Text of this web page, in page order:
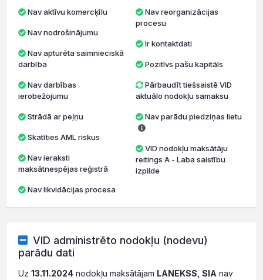
Nav aktīvu komercķīlu
Nav nodrošinājumu
darbība
ierobežojumu
Strādā ar peļņu
Skatīties AML riskus
maksātnespējas reģistrā
Nav likvidācijas procesa
Nav reorganizācijas
procesu
Ir kontaktdati
Pozitīvs pašu kapitāls
Pārbaudīt tiešsaistē VID
aktuālo nodokļu samaksu
Nav parādu piedziņas lietu
VID nodokļu maksātāju
reitings A - Laba saistību
izpilde
VID administrēto nodokļu (nodevu)
parādu dati
Uz 13.11.2024 nodokļu maksātājam LANEKSS, SIA nav